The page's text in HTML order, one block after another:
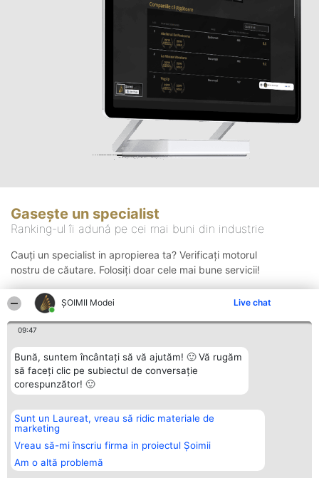
ȘOIMII Modei Live chat
09:47
Bună, suntem încântați să vă ajutăm! 🙂 Vă rugăm
să faceți clic pe subiectul de conversație
corespunzător! 🙂
Sunt un Laureat, vreau să ridic materiale de
marketing
Vreau să-mi înscriu firma in proiectul Șoimii
Am o altă problemă
Gasește un specialist
Ranking-ul îi adună pe cei mai buni din industrie
Cauți un specialist in apropierea ta? Verificați motorul
nostru de căutare. Folosiți doar cele mai bune servicii!
Organizator Ranking
BRIGHT SOLUTIONS BR SRL
Aleea Timisul De Sus 2 Bl. A30
Sc. A Et. 4 Ap. 13 Cod 061952
București
CUI 36737675
Plebiscyt
Lista Tuturor
Laureaților
Statut
Contact